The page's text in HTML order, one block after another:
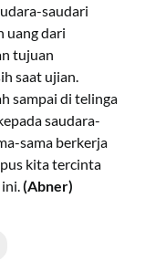
saudari
uang dari
tujuan
saat ujian.
sampai di telinga
saudara-
sama berkerja
kita tercinta
ini.(Abner)